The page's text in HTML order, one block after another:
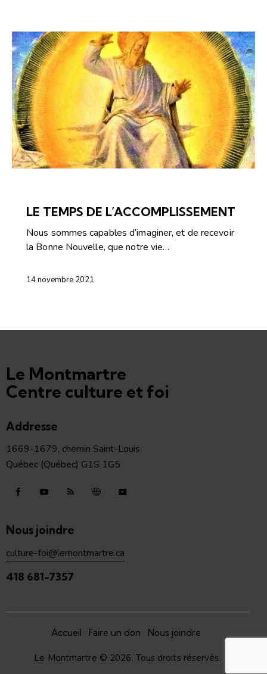
LE TEMPS DE L’ACCOMPLISSEMENT
Nous sommes capables d’imaginer, et de recevoir
la Bonne Nouvelle, que notre vie…
14 novembre 2021
Le Montmartre
Centre culture et foi
Addresse
1669-1679, chemin Saint-Louis
Québec (Québec) G1S 1G5
Nous joindre
culture-foi@lemontmartre.ca
418 681-7357
Accueil Faire un don Nous joindre
Le Montmartre © 2026. Tous droits réservés.